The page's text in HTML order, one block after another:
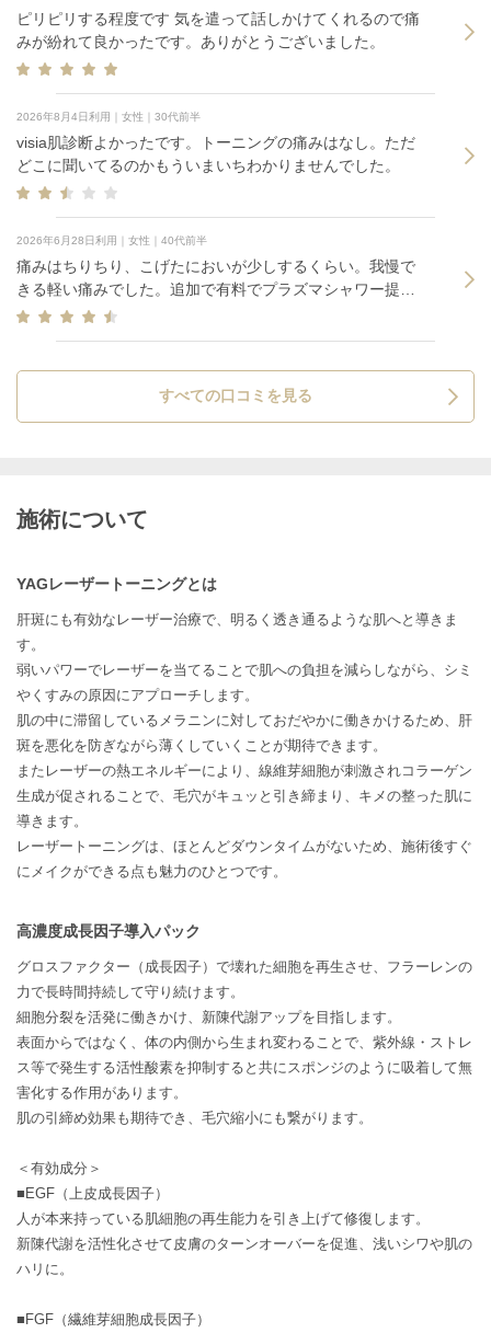
ピリピリする程度です 気を遣って話しかけてくれるので痛
みが紛れて良かったです。ありがとうございました。
2026年8月4日利用｜女性｜30代前半
visia肌診断よかったです。トーニングの痛みはなし。ただ
どこに聞いてるのかもういまいちわかりませんでした。
2026年6月28日利用｜女性｜40代前半
痛みはちりちり、こげたにおいが少しするくらい。我慢で
きる軽い痛みでした。追加で有料でプラズマシャワー提案
されたので、試しにしてみたら肌がツヤツヤになり満足で
すべての口コミを見る
施術について
YAGレーザートーニングとは
肝斑にも有効なレーザー治療で、明るく透き通るような肌へと導きま
す。
弱いパワーでレーザーを当てることで肌への負担を減らしながら、シミ
やくすみの原因にアプローチします。
肌の中に滞留しているメラニンに対しておだやかに働きかけるため、肝
斑を悪化を防ぎながら薄くしていくことが期待できます。
またレーザーの熱エネルギーにより、線維芽細胞が刺激されコラーゲン
生成が促されることで、毛穴がキュッと引き締まり、キメの整った肌に
導きます。
レーザートーニングは、ほとんどダウンタイムがないため、施術後すぐ
にメイクができる点も魅力のひとつです。
高濃度成長因子導入パック
グロスファクター（成長因子）で壊れた細胞を再生させ、フラーレンの
力で長時間持続して守り続けます。
細胞分裂を活発に働きかけ、新陳代謝アップを目指します。
表面からではなく、体の内側から生まれ変わることで、紫外線・ストレ
ス等で発生する活性酸素を抑制すると共にスポンジのように吸着して無
害化する作用があります。
肌の引締め効果も期待でき、毛穴縮小にも繋がります。
＜有効成分＞
■EGF（上皮成長因子）
人が本来持っている肌細胞の再生能力を引き上げて修復します。
新陳代謝を活性化させて皮膚のターンオーバーを促進、浅いシワや肌の
ハリに。
■FGF（繊維芽細胞成長因子）